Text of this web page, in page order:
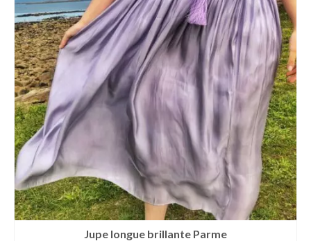
Jupe longue brillante Parme